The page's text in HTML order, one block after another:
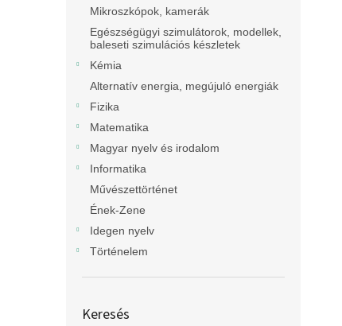
Mikroszkópok, kamerák
Egészségügyi szimulátorok, modellek,
baleseti szimulációs készletek
Kémia
Alternatív energia, megújuló energiák
Fizika
Matematika
Magyar nyelv és irodalom
Informatika
Művészettörténet
Ének-Zene
Idegen nyelv
Történelem
Keresés